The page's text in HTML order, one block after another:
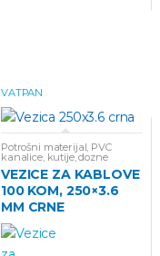
VATPAN
Potrošni materijal PVC
kanalice, kutije, dozne
VEZICE ZA KABLOVE
100 KOM, 250×3.6
MM CRNE